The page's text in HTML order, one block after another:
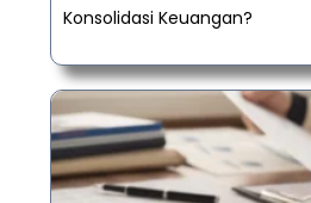
Konsolidasi Keuangan?